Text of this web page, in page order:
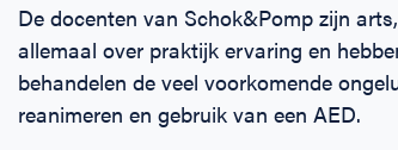
De docenten van Schok&Pomp zijn
allemaal over praktijk ervaring en
behandelen de veel voorkomende
reanimeren en gebruik van een AED.